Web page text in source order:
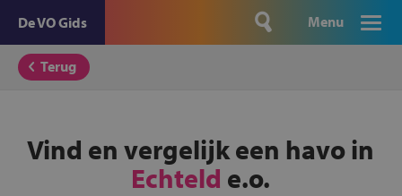
De VO Gids Menu
Terug
Vind en vergelijk een havo in
Echteld e.o.